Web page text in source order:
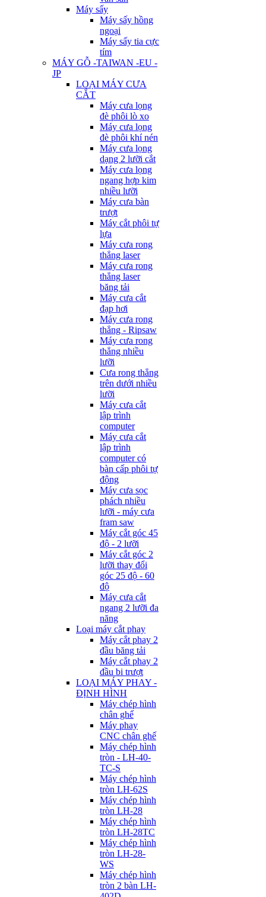
Máy sấy
Máy sấy hồng
ngoại
Máy sấy tia cực
tím
MÁY GỖ -TAIWAN -EU -
JP
LOẠI MÁY CƯA
CẮT
Máy cưa lọng
đè phôi lò xo
Máy cưa lọng
đè phôi khí nén
Máy cưa lọng
dạng 2 lưỡi cắt
Máy cưa lọng
ngang hợp kim
nhiều lưỡi
Máy cưa bàn
trượt
Máy cắt phôi tự
lựa
Máy cưa rong
thẳng laser
Máy cưa rong
thẳng laser
băng tải
Máy cưa cắt
đạp hơi
Máy cưa rong
thẳng - Ripsaw
Máy cưa rong
thẳng nhiều
lưỡi
Cưa rong thẳng
trên dưới nhiều
lưỡi
Máy cưa cắt
lập trình
computer
Máy cưa cắt
lập trình
computer có
bàn cấp phôi tự
động
Máy cưa sọc
phách nhiều
lưỡi - máy cưa
fram saw
Máy cắt góc 45
độ - 2 lưỡi
Máy cắt góc 2
lưỡi thay đổi
góc 25 độ - 60
độ
Máy cưa cắt
ngang 2 lưỡi đa
năng
Loại máy cắt phay
Máy cắt phay 2
đầu băng tải
Máy cắt phay 2
đầu bi trượt
LOẠI MÁY PHAY -
ĐỊNH HÌNH
Máy chép hình
chân ghế
Máy phay
CNC chân ghế
Máy chép hình
tròn - LH-40-
TC-S
Máy chép hình
tròn LH-62S
Máy chép hình
tròn LH-28
Máy chép hình
tròn LH-28TC
Máy chép hình
tròn LH-28-
WS
Máy chép hình
tròn 2 bàn LH-